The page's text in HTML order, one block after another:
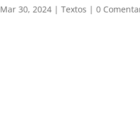
Mar 30, 2024 |Textos |0